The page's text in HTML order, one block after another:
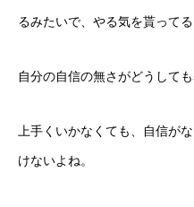
るみたいで、やる気を貰ってる
自分の自信の無さがどうしても
上手くいかなくても、自信が
けないよね。